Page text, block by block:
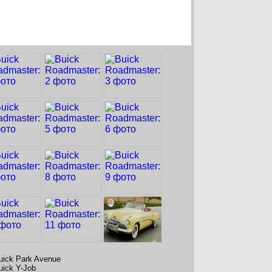
Park Avenue
Y-Job